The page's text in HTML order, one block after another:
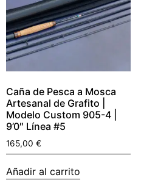
Caña de Pesca a Mosca
Artesanal de Grafito |
Modelo Custom 905-4 |
9’0″ Línea #5
165,00 €
Añadir al carrito